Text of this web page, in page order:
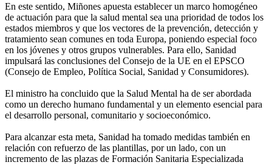
En este sentido, Miñones apuesta establecer un marco homogéneo
de actuación para que la salud mental sea una prioridad de todos los
estados miembros y que los vectores de la prevención, detección y
tratamiento sean comunes en toda Europa, poniendo especial foco
en los jóvenes y otros grupos vulnerables. Para ello, Sanidad
impulsará las conclusiones del Consejo de la UE en el EPSCO
(Consejo de Empleo, Política Social, Sanidad y Consumidores).
El ministro ha concluido que la Salud Mental ha de ser abordada
como un derecho humano fundamental y un elemento esencial para
el desarrollo personal, comunitario y socioeconómico.
Para alcanzar esta meta, Sanidad ha tomado medidas también en
relación con refuerzo de las plantillas, por un lado, con un
incremento de las plazas de Formación Sanitaria Especializada